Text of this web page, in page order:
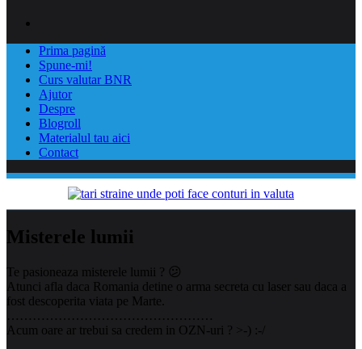
Prima pagină
Spune-mi!
Curs valutar BNR
Ajutor
Despre
Blogroll
Materialul tau aici
Contact
Misterele lumii
Te pasioneaza misterele lumii ? 😕
Atunci afla daca Romania detine o arma secreta cu laser sau daca a
fost descoperita viata pe Marte.
…………………………………………
Acum oare ar trebui sa credem in OZN-uri ? >-) :-/